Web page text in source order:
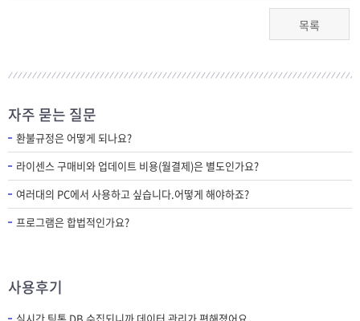
목록
자주 묻는 질문
환불규정은 어떻게 되나요?
라이센스 구매비와 업데이트 비용(월결제)은 별도인가요?
여러대의 PC에서 사용하고 싶습니다.어떻게 해야하죠?
프로그램은 합법적인가요?
사용후기